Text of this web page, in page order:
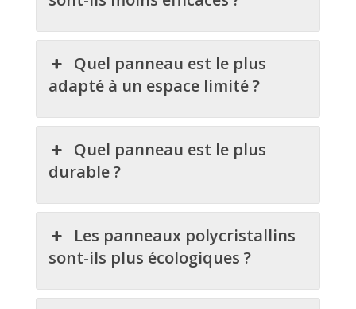
Quel panneau est le plus
adapté à un espace limité ?
Quel panneau est le plus
durable ?
Les panneaux polycristallins
sont-ils plus écologiques ?